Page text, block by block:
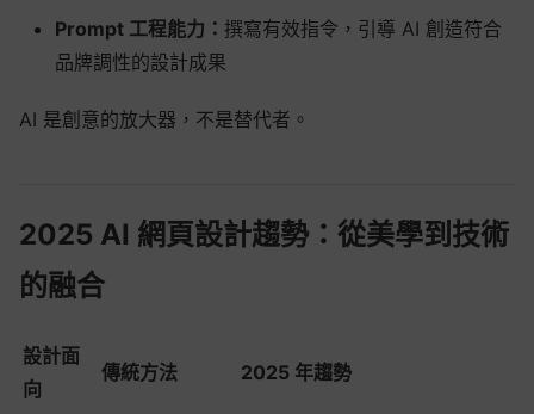
Prompt 工程能力 ： 撰寫有效指令，引導 AI 創造符合
品牌調性的設計成果
AI 是創意的放大器，不是替代者。
2025 AI 網頁設計趨勢：從美學到技術
的融合
設計面
向
傳統方法 2025 年趨勢